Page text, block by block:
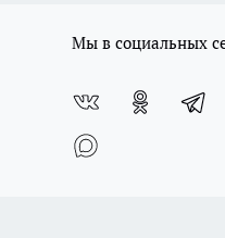
Мы в социальных